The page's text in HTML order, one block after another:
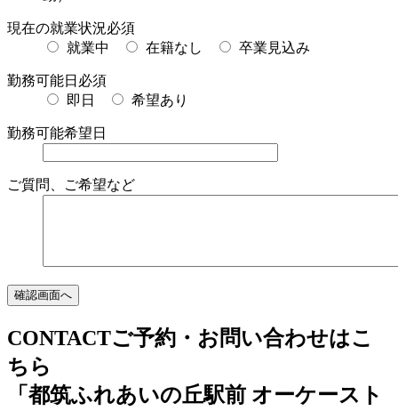
現在の就業状況必須
就業中
在籍なし 卒業見込み
勤務可能日 必須
即日
希望あり
勤務可能希望日
ご質問、ご希望など
CONTACTご予約・お問い合わせはこ
ちら
「都筑ふれあいの丘駅前 オーケースト